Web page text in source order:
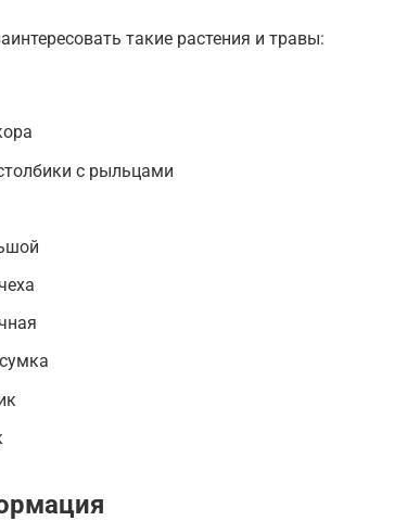
такие растения и травы:
с рыльцами